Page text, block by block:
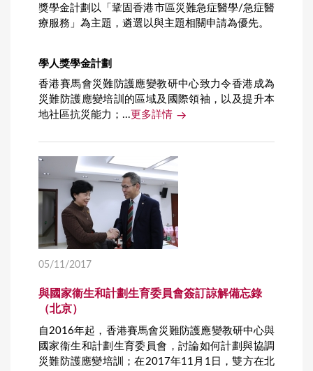
獎學金計劃以「鞏固香港市區災難急症醫學/急症醫
療服務」為主題，遴選以與主題相關申請為優先。
學人獎學金計劃
香港賽馬會災難防護應變教研中心致力令香港成為
災難防護應變培訓的區域及國際領袖，以及提升本
地社區抗災能力；... 更多詳情
05/11/2017
與國家衞生和計劃生育委員會簽訂諒解備忘錄
（北京）
自2016年起，香港賽馬會災難防護應變教研中心與
國家衞生和計劃生育委員會，討論如何計劃與協調
災難防護應變培訓；在2017年11月1日，雙方在北